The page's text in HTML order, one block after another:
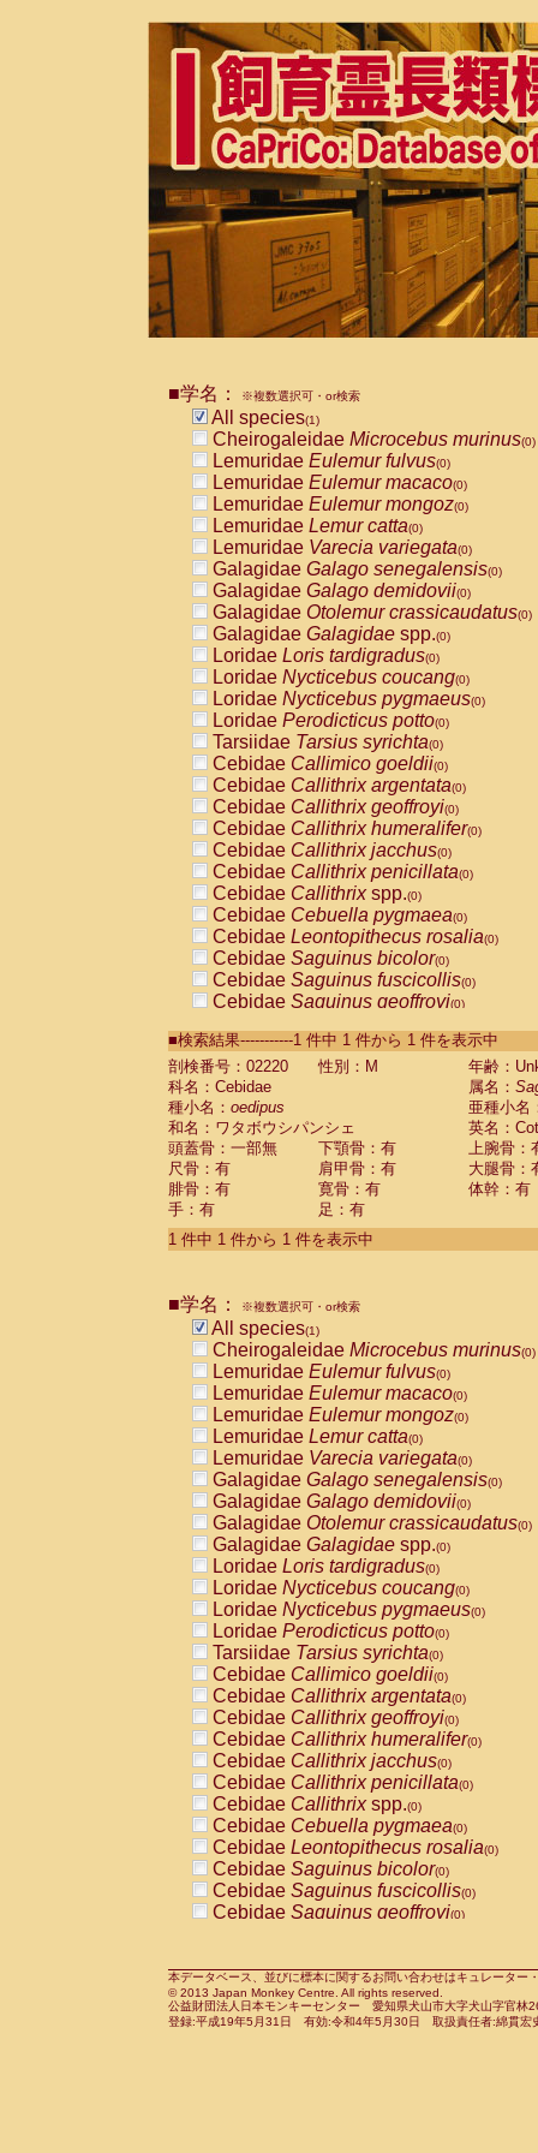
■学名： ※複数選択可・or検索
All species(1)
Cheirogaleidae Microcebus murinus(0)
Lemuridae Eulemur fulvus(0)
Lemuridae Eulemur macaco(0)
Lemuridae Eulemur mongoz(0)
Lemuridae Lemur catta(0)
Lemuridae Varecia variegata(0)
Galagidae Galago senegalensis(0)
Galagidae Galago demidovii(0)
Galagidae Otolemur crassicaudatus(0)
Galagidae Galagidae spp.(0)
Loridae Loris tardigradus(0)
Loridae Nycticebus coucang(0)
Loridae Nycticebus pygmaeus(0)
Loridae Perodicticus potto(0)
Tarsiidae Tarsius syrichta(0)
Cebidae Callimico goeldii(0)
Cebidae Callithrix argentata(0)
Cebidae Callithrix geoffroyi(0)
Cebidae Callithrix humeralifer(0)
Cebidae Callithrix jacchus(0)
Cebidae Callithrix penicillata(0)
Cebidae Callithrixspp.(0)
Cebidae Cebuella pygmaea(0)
Cebidae Leontopithecus rosalia(0)
Cebidae Saguinus bicolor(0)
Cebidae Saguinus fuscicollis(0)
Cebidae Saguinus geoffroyi(0)
CebidaeSaguinus labiatus(0)
Cebidae Saguinus leucopus (0)
Cebidae
Cebidae
CebidaeSaguinus nigricollis (0)
Cebidae Saguinus oedipus
Cebidae Saguinus weddelli
Cebidae Saguinusspp.
Cebidae Aotus trivirgatus
Cebidae Cebus albifrons
CebidaeCebus nigrivittatus
CebidaeCebus
CebidaeSaimiri boliviensis(0)
CebidaeSaimiri sciureus(0)
AtelidaeAlouatta caraya(0)
AtelidaeAlouatta fusca(0)
AtelidaeAlouatta seniculus
AtelidaeAlouattaspp.(0)
AtelidaeAteles belzebuth(0)
AtelidaeAteles geoffroyi(0)
AtelidaeAteles paniscus(0)
AtelidaeAtelesspp.(0)
Atelidae Lagothrix lagothricha
AtelidaeLagothrix lagothricha cana
PitheciidaeCacajao calvus
PitheciidaeCallicebus cupreus
PitheciidaeCallicebus donacophilus
PitheciidaeCallicebus moloch
PitheciidaeCallicebus torquatus
PitheciidaeCallicebusspp.(0)
PitheciidaeChiropotes satanas(0)
PitheciidaePithecia monachus
PitheciidaePithecia pithecia(0)
CercopithecidaeCercocebus agilis
CercopithecidaeCercocebus
CercopithecidaeCercocebus
CercopithecidaeCercocebus
CercopithecidaeCercocebus
CercopithecidaeCercocebushybrid
CercopithecidaePapio anubis(0)
CercopithecidaePapio cynocephalus
CercopithecidaePapio hamadryas(0)
■検索結果-----------1 件中 1 件から 1 件を表示中
剖検番号：02220
性別：M
年齢：
科名：Cebidae
属名：
種小名： oedipus
亜種小名
和名：ワタボウシパンシェ
英名：
頭蓋骨：一部無
下顎骨：有
上腕骨：
尺骨：有
肩甲骨：有
大腿骨：
腓骨：有
寛骨：有
体幹：有
手：有
足：有
1 件中 1 件から 1 件を表示中
■学名： ※複数選択可・or検索
All species(1)
Cheirogaleidae Microcebus murinus(0)
Lemuridae Eulemur fulvus(0)
Lemuridae Eulemur macaco(0)
Lemuridae Eulemur mongoz(0)
Lemuridae Lemur catta(0)
Lemuridae Varecia variegata(0)
Galagidae Galago senegalensis(0)
Galagidae Galago demidovii(0)
Galagidae Otolemur crassicaudatus(0)
Galagidae Galagidae spp.(0)
Loridae Loris tardigradus(0)
Loridae Nycticebus coucang(0)
Loridae Nycticebus pygmaeus(0)
Loridae Perodicticus potto(0)
Tarsiidae Tarsius syrichta(0)
Cebidae Callimico goeldii(0)
Cebidae Callithrix argentata(0)
Cebidae Callithrix geoffroyi(0)
Cebidae Callithrix humeralifer(0)
Cebidae Callithrix jacchus(0)
Cebidae Callithrix penicillata(0)
Cebidae Callithrixspp.(0)
Cebidae Cebuella pygmaea(0)
Cebidae Leontopithecus rosalia(0)
Cebidae Saguinus bicolor(0)
Cebidae Saguinus fuscicollis(0)
Cebidae Saguinus geoffroyi(0)
CebidaeSaguinus leucopus(0)
CebidaeSaguinus midas(0)
Cebidae Saguinus mystax(0)
本データベース、並びに標本に関するお問い合わせはキュレータ
© 2013 Japan Monkey Centre. All rights reserved.
公益財団法人日本モンキーセンター 愛知県犬山市大字犬山字官
登録:平成19年5月31日 有効:令和4年5月30日 取扱責任者:綿貫宏